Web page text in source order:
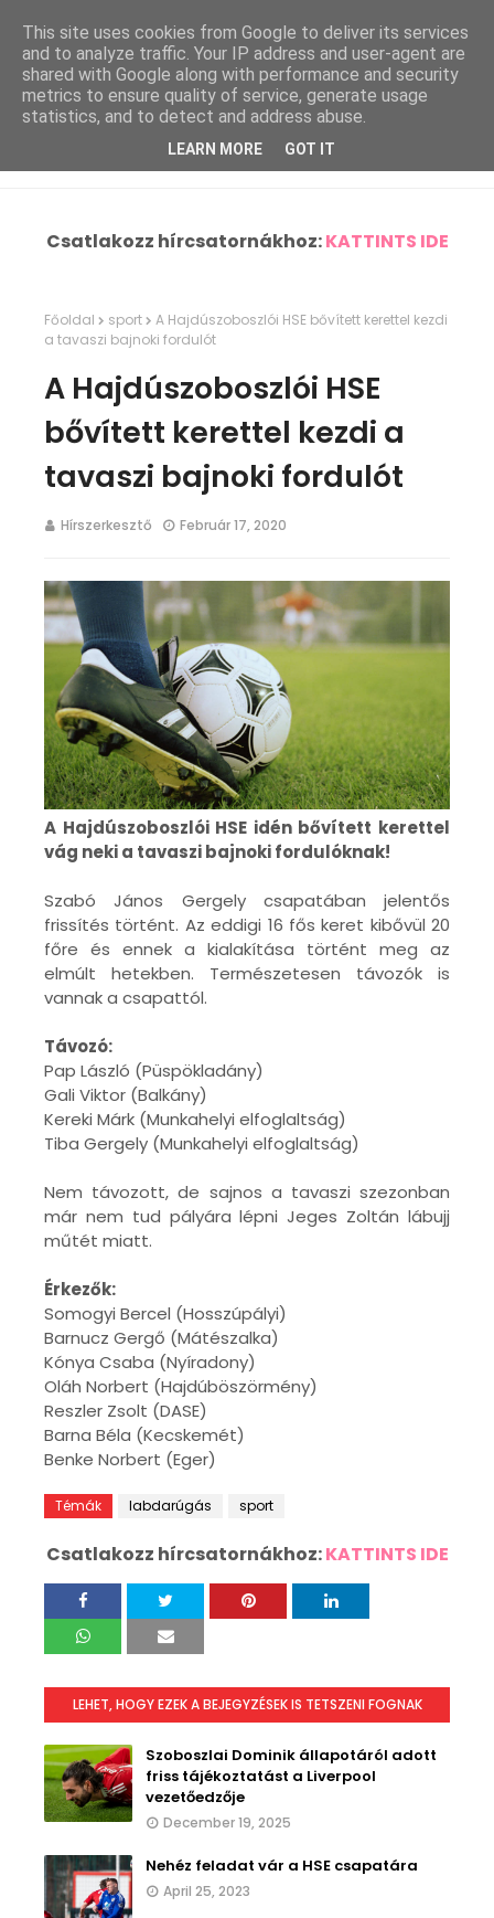
Csatlakozz hírcsatornákhoz:KATTINTS IDE
Főoldal sport
A Hajdúszoboszlói HSE bővített kerettel kezdi
a tavaszi bajnoki fordulót
A Hajdúszoboszlói HSE
bővített kerettel kezdi a
tavaszi bajnoki fordulót
Hírszerkesztő Február 17, 2020
A Hajdúszoboszlói HSE idén bővített kerettel
vág neki a tavaszi bajnoki fordulóknak!
Szabó János Gergely csapatában jelentős
frissítés történt. Az eddigi 16 fős keret kibővül 20
főre és ennek a kialakítása történt meg az
elmúlt hetekben. Természetesen távozók is
vannak a csapattól.
Távozó:
Pap László (Püspökladány)
Gali Viktor (Balkány)
Kereki Márk (Munkahelyi elfoglaltság)
Tiba Gergely (Munkahelyi elfoglaltság)
Nem távozott, de sajnos a tavaszi szezonban
már nem tud pályára lépni Jeges Zoltán lábujj
műtét miatt.
Érkezők:
Somogyi Bercel (Hosszúpályi)
Barnucz Gergő (Mátészalka)
Kónya Csaba (Nyíradony)
Oláh Norbert (Hajdúböszörmény)
Reszler Zsolt (DASE)
Barna Béla (Kecskemét)
Benke Norbert (Eger)
Témák labdarúgás sport
Csatlakozz hírcsatornákhoz:KATTINTS IDE
LEHET, HOGY EZEK A BEJEGYZÉSEK IS TETSZENI FOGNAK
Szoboszlai Dominik állapotáról adott
friss tájékoztatást a Liverpool
vezetőedzője
December 19, 2025
Nehéz feladat vár a HSE csapatára
April 25, 2023
This site uses cookies from Google to deliver its services
and to analyze traffic. Your IP address and user-agent are
shared with Google along with performance and security
metrics to ensure quality of service, generate usage
statistics, and to detect and address abuse.
LEARN MORE GOT IT